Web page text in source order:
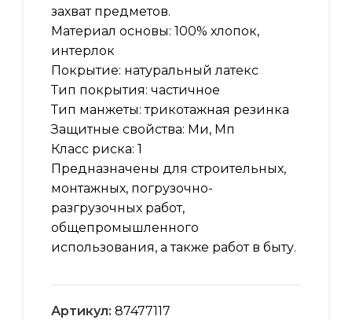
захват предметов.
Материал основы: 100% хлопок,
интерлок
Покрытие: натуральный латекс
Тип покрытия: частичное
Тип манжеты: трикотажная резинка
Защитные свойства: Ми, Мп
Класс риска: 1
Предназначены для строительных,
монтажных, погрузочно-
разгрузочных работ,
общепромышленного
использования, а также работ в быту.
Артикул: 87477117